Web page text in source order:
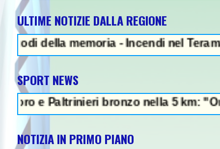
ULTIME NOTIZIE DALLA REGIONE
memoria - Incendi nel Teramano,
SPORT NEWS
bronzo nella 5 km: "Ora ci
NOTIZIA IN PRIMO PIANO
NEWS IN